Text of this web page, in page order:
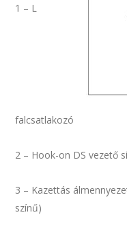
1 – L
falcsatlakozó
2 – Hook-on DS vezető
3 – Kazettás
színű)